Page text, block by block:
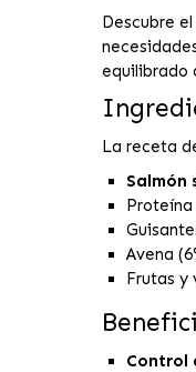
Descubre el
equilibrado
La receta
Salmón
Avena
Frutas y
Control